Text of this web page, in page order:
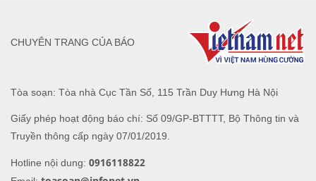
Tòa soạn: Tòa nhà Cục Tần Số, 115 Trần Duy Hưng Hà Nội
Giấy phép hoạt động báo chí: Số 09/GP-BTTTT, Bộ Thông tin và
Truyền thông cấp ngày 07/01/2019.
Hotline nội dung: 0916118822
CHUYÊN TRANG CỦA BÁO